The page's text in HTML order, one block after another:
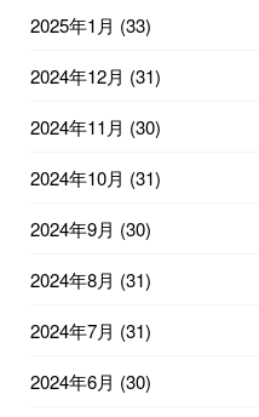
2025年1月 (33)
2024年12月 (31)
2024年11月 (30)
2024年10月 (31)
2024年9月 (30)
2024年8月 (31)
2024年7月 (31)
2024年6月 (30)